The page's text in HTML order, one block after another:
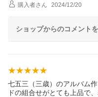
購入者さん 2024/12/20
ショップからのコメント
七五三（三歳）のアルバム
ドの組合せがとても上品で